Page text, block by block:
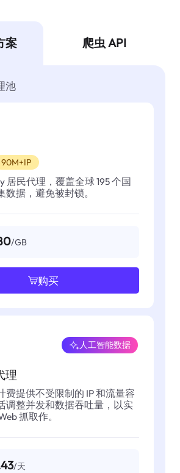
案 爬虫 API
池
90M+IP
居民代理，覆盖全球 195 个国
数据，避免被封锁。
/GB
购买
理
人工智能数据
费提供不受限制的 IP 和流量容
调整并发和数据吞吐量，以实
抓取作。
/天